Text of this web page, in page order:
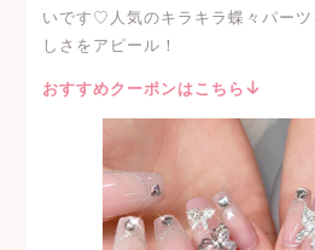
いです♡人気のキラキラ蝶々パーツ
しさをアピール！
おすすめクーポンはこちら